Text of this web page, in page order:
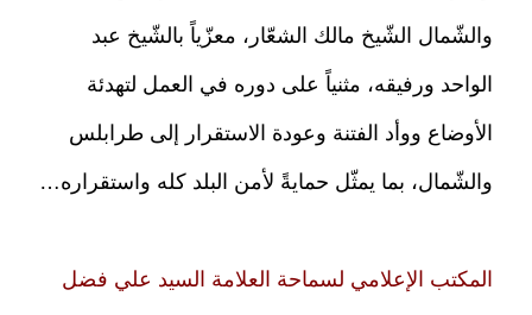
والشّمال الشّيخ مالك الشعّار، معزّياً بالشّيخ عبد
الواحد ورفيقه، مثنياً على دوره في العمل لتهدئة
الأوضاع ووأد الفتنة وعودة الاستقرار إلى طرابلس
والشّمال، بما يمثّل حمايةً لأمن البلد كله واستقراره…
المكتب الإعلامي لسماحة العلامة السيد علي فضل